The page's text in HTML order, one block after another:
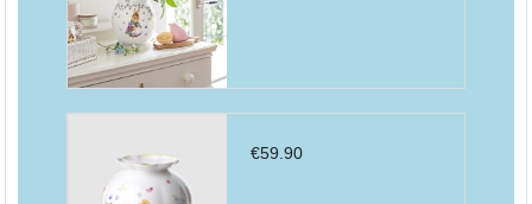
€59.90